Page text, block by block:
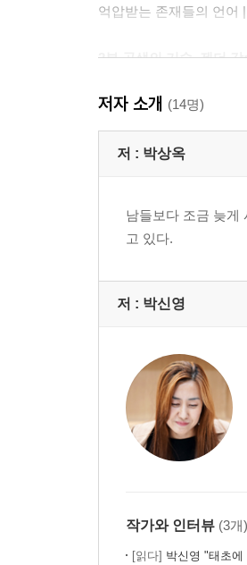
억압받는 존재들의 언어
2부 공생의 기술, 젠더
타고나는 성, 만들어지는
자연스러운 성적 대화를
아버지와 아들을 위한
자기답게 살아가는 힘,
마을에서 열리는 아빠들
저자 소개 (14명)
저 : 박상옥
남들보다 조금 늦게
고 있다.
저 : 박신영
작가와 인터뷰 (3개)
[읽다] 박신영 "태초